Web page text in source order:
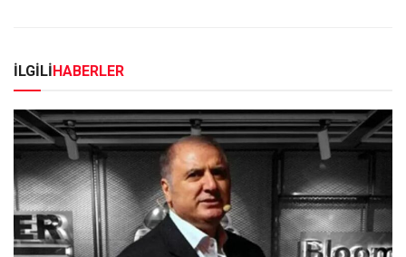
İLGİLİ HABERLER